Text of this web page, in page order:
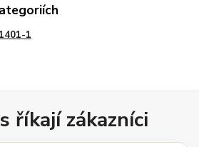
1
říkají zákazníci